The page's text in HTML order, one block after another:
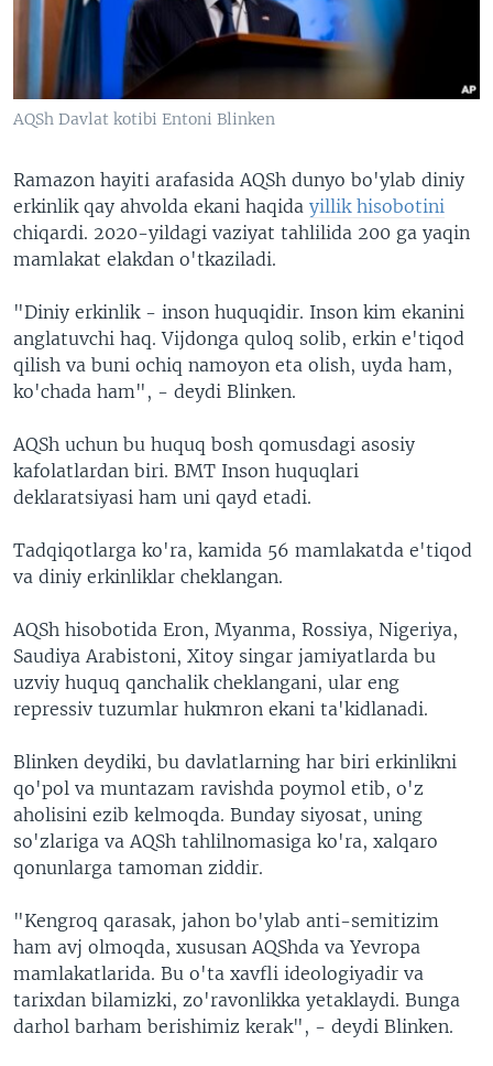
VIDEO
XABARLAR SURATLARDA
ODNOKLASSNIKI
TELEGRAM
TWITTER
AQSh Davlat kotibi Entoni Blinken
Ramazon hayiti arafasida AQSh dunyo bo'ylab diniy
erkinlik qay ahvolda ekani haqida yillik hisobotini
chiqardi. 2020-yildagi vaziyat tahlilida 200 ga yaqin
mamlakat elakdan o'tkaziladi.
"Diniy erkinlik - inson huquqidir. Inson kim ekanini
anglatuvchi haq. Vijdonga quloq solib, erkin e'tiqod
qilish va buni ochiq namoyon eta olish, uyda ham,
ko'chada ham", - deydi Blinken.
AQSh uchun bu huquq bosh qomusdagi asosiy
kafolatlardan biri. BMT Inson huquqlari
deklaratsiyasi ham uni qayd etadi.
Tadqiqotlarga ko'ra, kamida 56 mamlakatda e'tiqod
va diniy erkinliklar cheklangan.
AQSh hisobotida Eron, Myanma, Rossiya, Nigeriya,
Saudiya Arabistoni, Xitoy singar jamiyatlarda bu
uzviy huquq qanchalik cheklangani, ular eng
repressiv tuzumlar hukmron ekani ta'kidlanadi.
Blinken deydiki, bu davlatlarning har biri erkinlikni
qo'pol va muntazam ravishda poymol etib, o'z
aholisini ezib kelmoqda. Bunday siyosat, uning
so'zlariga va AQSh tahlilnomasiga ko'ra, xalqaro
qonunlarga tamoman ziddir.
"Kengroq qarasak, jahon bo'ylab anti-semitizim
ham avj olmoqda, xususan AQShda va Yevropa
mamlakatlarida. Bu o'ta xavfli ideologiyadir va
tarixdan bilamizki, zo'ravonlikka yetaklaydi. Bunga
darhol barham berishimiz kerak", - deydi Blinken.